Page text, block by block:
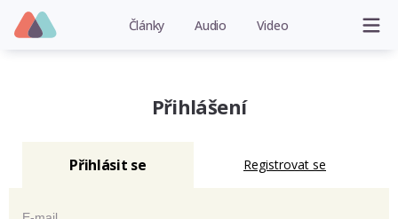
Články Audio Video
Přihlášení
Přihlásit se Registrovat se